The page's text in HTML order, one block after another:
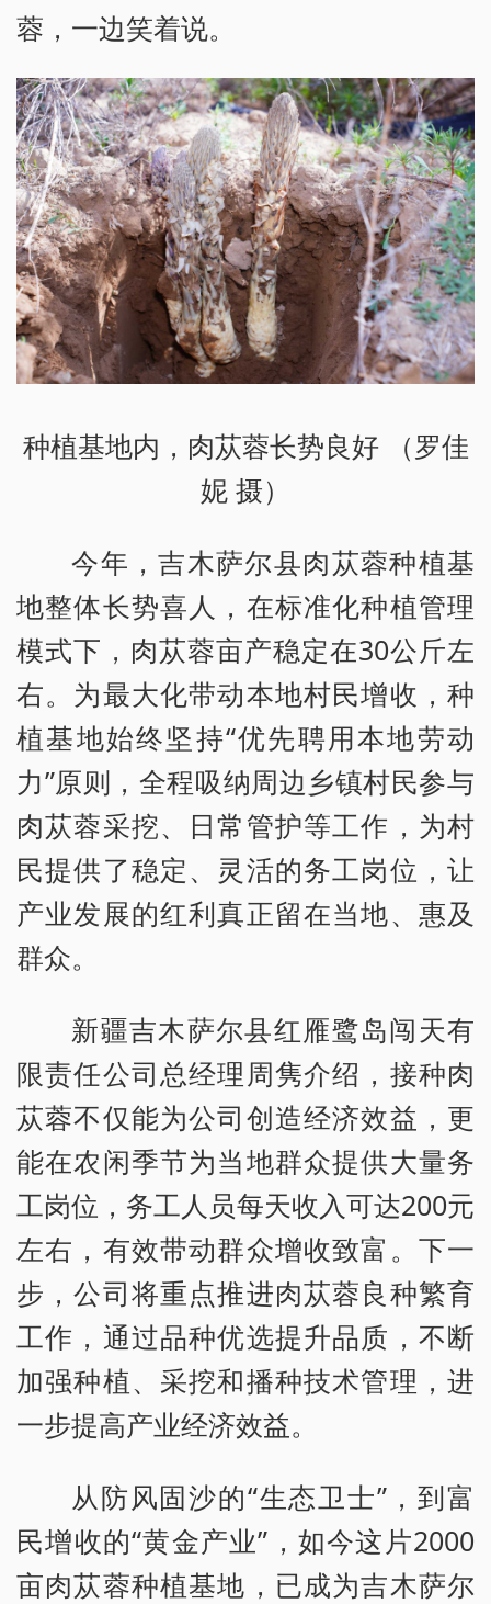
蓉，一边笑着说。
种植基地内，肉苁蓉长势良好 （罗佳
妮 摄）
今年，吉木萨尔县肉苁蓉种植基
地整体长势喜人，在标准化种植管理
模式下，肉苁蓉亩产稳定在30公斤左
右。为最大化带动本地村民增收，种
植基地始终坚持“优先聘用本地劳动
力”原则，全程吸纳周边乡镇村民参与
肉苁蓉采挖、日常管护等工作，为村
民提供了稳定、灵活的务工岗位，让
产业发展的红利真正留在当地、惠及
群众。
新疆吉木萨尔县红雁鹭岛闯天有
限责任公司总经理周隽介绍，接种肉
苁蓉不仅能为公司创造经济效益，更
能在农闲季节为当地群众提供大量务
工岗位，务工人员每天收入可达200元
左右，有效带动群众增收致富。下一
步，公司将重点推进肉苁蓉良种繁育
工作，通过品种优选提升品质，不断
加强种植、采挖和播种技术管理，进
一步提高产业经济效益。
从防风固沙的“生态卫士”，到富
民增收的“黄金产业”，如今这片2000
亩肉苁蓉种植基地，已成为吉木萨尔